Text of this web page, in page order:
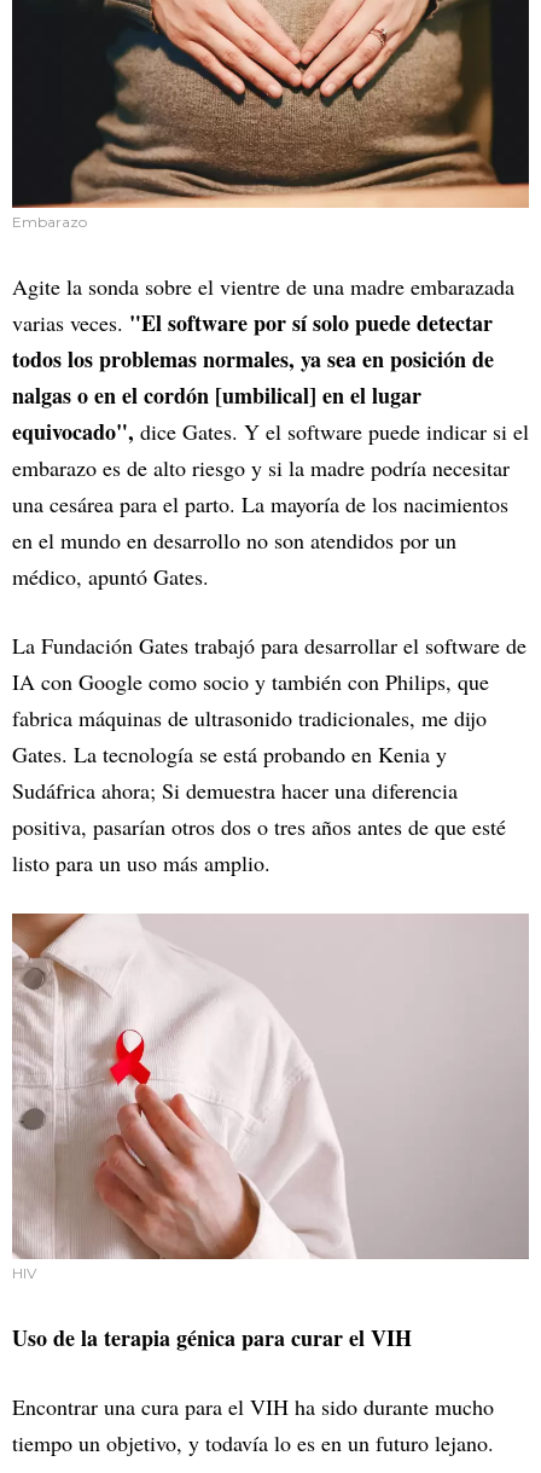
Embarazo
Agite la sonda sobre el vientre de una madre embarazada
varias veces. "El software por sí solo puede detectar
todos los problemas normales, ya sea en posición de
nalgas o en el cordón [umbilical] en el lugar
equivocado", dice Gates. Y el software puede indicar si el
embarazo es de alto riesgo y si la madre podría necesitar
una cesárea para el parto. La mayoría de los nacimientos
en el mundo en desarrollo no son atendidos por un
médico, apuntó Gates.
La Fundación Gates trabajó para desarrollar el software de
IA con Google como socio y también con Philips, que
fabrica máquinas de ultrasonido tradicionales, me dijo
Gates. La tecnología se está probando en Kenia y
Sudáfrica ahora; Si demuestra hacer una diferencia
positiva, pasarían otros dos o tres años antes de que esté
listo para un uso más amplio.
HIV
Uso de la terapia génica para curar el VIH
Encontrar una cura para el VIH ha sido durante mucho
tiempo un objetivo, y todavía lo es en un futuro lejano.